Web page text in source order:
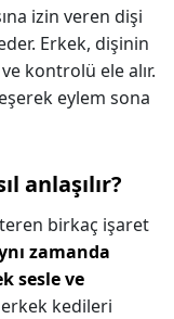
izin veren dişi
Erkek, dişinin
kontrolü ele alır.
eylem sona
anlaşılır?
birkaç işaret
zamanda
sesle ve
erkek kedileri